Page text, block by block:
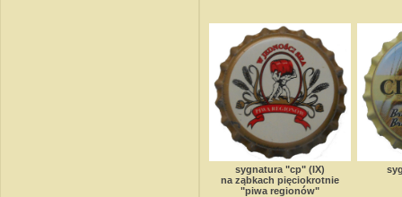
sygnatura "cp" (IX)
na ząbkach pięciokrotnie
"piwa regionów"